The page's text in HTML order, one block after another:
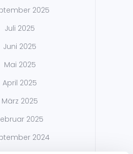
2025
Juli 2025
Juni 2025
Mai 2025
April 2025
März 2025
2025
2024